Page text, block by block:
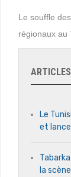
Le souffle
régionaux au
Le
et
la